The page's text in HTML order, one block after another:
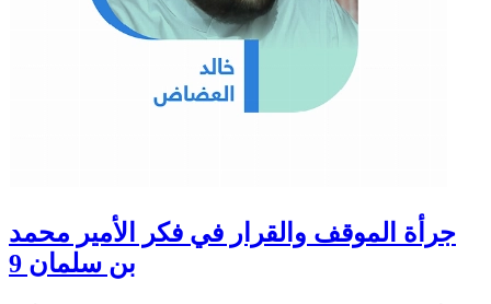
جرأة الموقف والقرار في فكر الأمير محمد
بن سلمان 9